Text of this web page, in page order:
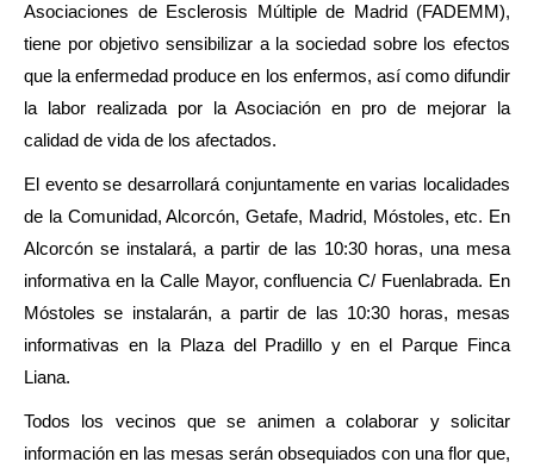
Asociaciones de Esclerosis Múltiple de Madrid (FADEMM),
tiene por objetivo sensibilizar a la sociedad sobre los efectos
que la enfermedad produce en los enfermos, así como difundir
la labor realizada por la Asociación en pro de mejorar la
calidad de vida de los afectados.
El evento se desarrollará conjuntamente en varias localidades
de la Comunidad, Alcorcón, Getafe, Madrid, Móstoles, etc. En
Alcorcón se instalará, a partir de las 10:30 horas, una mesa
informativa en la Calle Mayor, confluencia C/ Fuenlabrada. En
Móstoles se instalarán, a partir de las 10:30 horas, mesas
informativas en la Plaza del Pradillo y en el Parque Finca
Liana.
Todos los vecinos que se animen a colaborar y solicitar
información en las mesas serán obsequiados con una flor que,